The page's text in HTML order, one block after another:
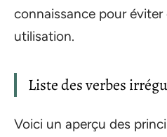
connaissance pour éviter
utilisation.
Liste des verbes
Voici un aperçu des